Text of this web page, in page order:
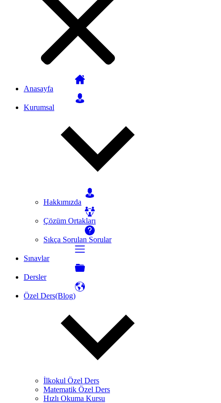
Anasayfa
Kurumsal
Hakkımızda
Çözüm Ortakları
Sıkça Sorulan Sorular
Sınavlar
Dersler
Özel Ders(Blog)
İlkokul Özel Ders
Matematik Özel Ders
Hızlı Okuma Kursu